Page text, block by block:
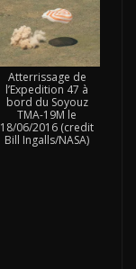
Atterrissage de
l’Expedition 47 à
bord du Soyouz
TMA-19M le
18/06/2016 (credit
Bill Ingalls/NASA)